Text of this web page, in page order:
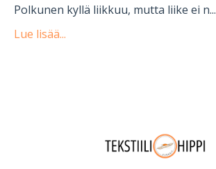
Polkunen kyllä liikkuu, mutta liike ei n...
Lue lisää...